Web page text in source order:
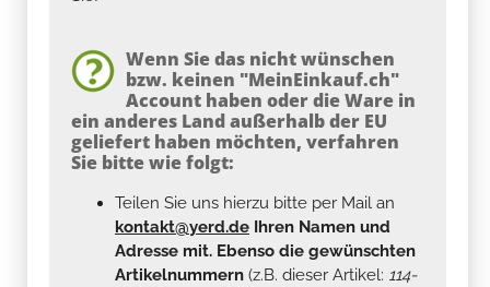
Wenn Sie das nicht wünschen
bzw. keinen "MeinEinkauf.ch"
Account haben oder die Ware in
ein anderes Land außerhalb der EU
geliefert haben möchten, verfahren
Sie bitte wie folgt:
Teilen Sie uns hierzu bitte per Mail an
kontakt@yerd.de Ihren Namen und
Adresse mit. Ebenso die gewünschten
Artikelnummern (z.B. dieser Artikel: 114-